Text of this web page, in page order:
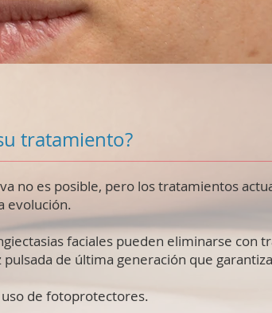
tratamiento?
no es posible, pero los tratamientos
evolución.
faciales pueden eliminarse con
pulsada de última generación que
de fotoprotectores.